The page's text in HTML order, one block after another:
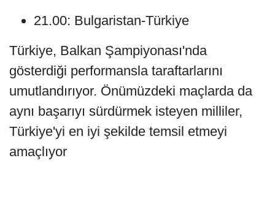
21.00: Bulgaristan-Türkiye
Türkiye, Balkan Şampiyonası'nda
gösterdiği performansla taraftarlarını
umutlandırıyor. Önümüzdeki maçlarda da
aynı başarıyı sürdürmek isteyen milliler,
Türkiye'yi en iyi şekilde temsil etmeyi
amaçlıyor